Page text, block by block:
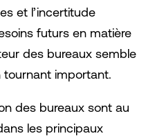
et l’incertitude
futurs en matière
des bureaux semble
tournant important.
des bureaux sont au
les principaux